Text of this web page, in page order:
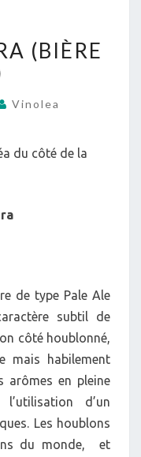
(BIÈRE
Vinolea
du côté de la
de type Pale Ale
subtil de
côté houblonné,
mais habilement
arômes en pleine
d’un
Les houblons
du monde, et